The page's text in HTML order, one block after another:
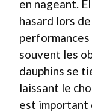
en nageant.
hasard lors
souvent les
dauphins se
laissant le
est important